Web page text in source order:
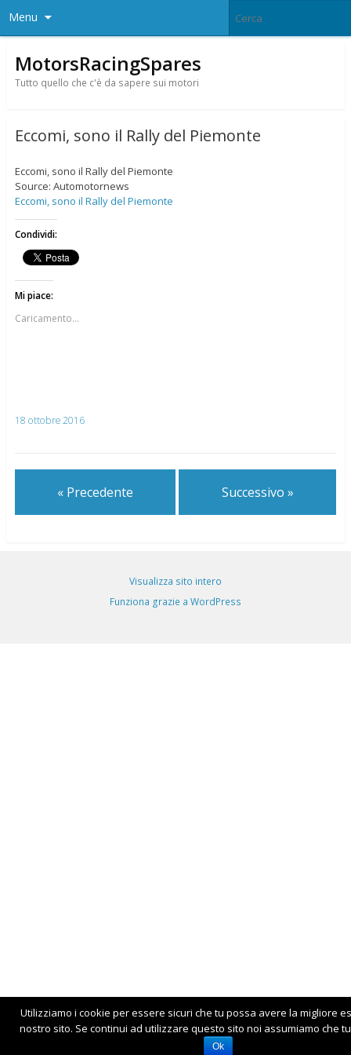
Menu
MotorsRacingSpares
Tutto quello che c'è da sapere sui motori
Eccomi, sono il Rally del Piemonte
Eccomi, sono il Rally del Piemonte
Source: Automotornews
Eccomi, sono il Rally del Piemonte
Condividi:
Mi piace:
Caricamento...
18 ottobre 2016
« Precedente Successivo »
Visualizza sito intero
Funziona grazie a WordPress
Utilizziamo i cookie per essere sicuri che tu possa avere la migliore
nostro sito. Se continui ad utilizzare questo sito noi assumiamo che
Ok